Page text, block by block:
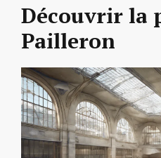
Découvrir la
Pailleron